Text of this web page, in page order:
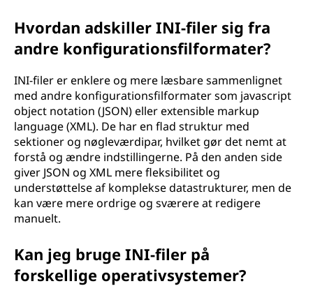
Hvordan adskiller INI-filer sig fra
andre konfigurationsfilformater?
INI-filer er enklere og mere læsbare sammenlignet
med andre konfigurationsfilformater som javascript
object notation (JSON) eller extensible markup
language (XML). De har en flad struktur med
sektioner og nøgleværdipar, hvilket gør det nemt at
forstå og ændre indstillingerne. På den anden side
giver JSON og XML mere fleksibilitet og
understøttelse af komplekse datastrukturer, men de
kan være mere ordrige og sværere at redigere
manuelt.
Kan jeg bruge INI-filer på
forskellige operativsystemer?